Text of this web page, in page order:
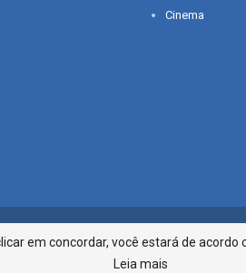
Cinema
Infonet - Rua
em concordar, você estará de
Leia mais